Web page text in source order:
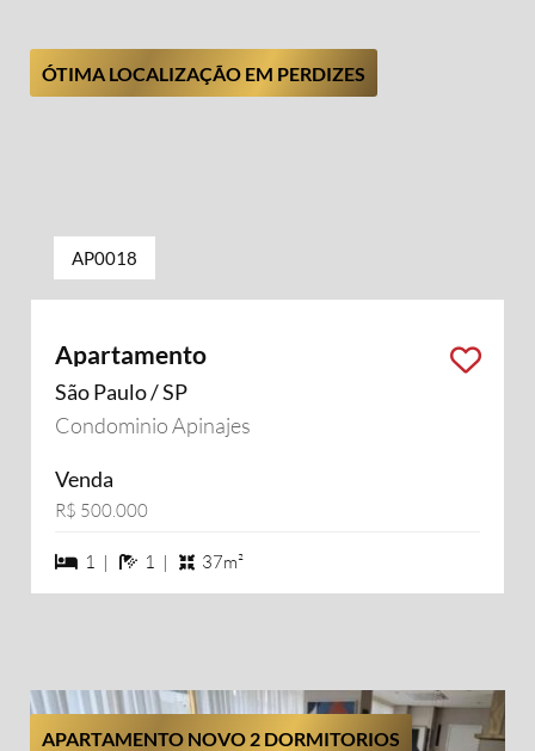
ÓTIMA LOCALIZAÇÃO EM PERDIZES
AP0018
Apartamento
São Paulo / SP
Condominio Apinajes
Venda
R$ 500.000
1 dormiórios
1 | 1 banheiros
1 | 37m²
APARTAMENTO NOVO 2 DORMITORIOS